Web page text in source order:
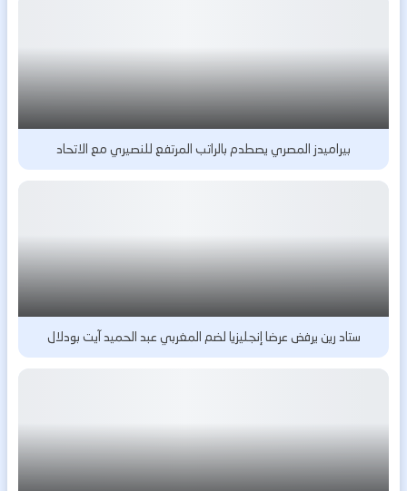
بيراميدز المصري يصطدم بالراتب المرتفع للنصيري مع الاتحاد
ستاد رين يرفض عرضا إنجليزيا لضم المغربي عبد الحميد آيت بودلال